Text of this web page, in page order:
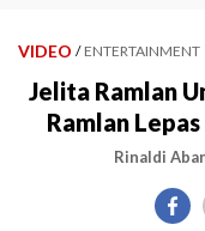
VIDEO / ENTERTAINMENT
Jelita Ramlan
Ramlan
Rinaldi